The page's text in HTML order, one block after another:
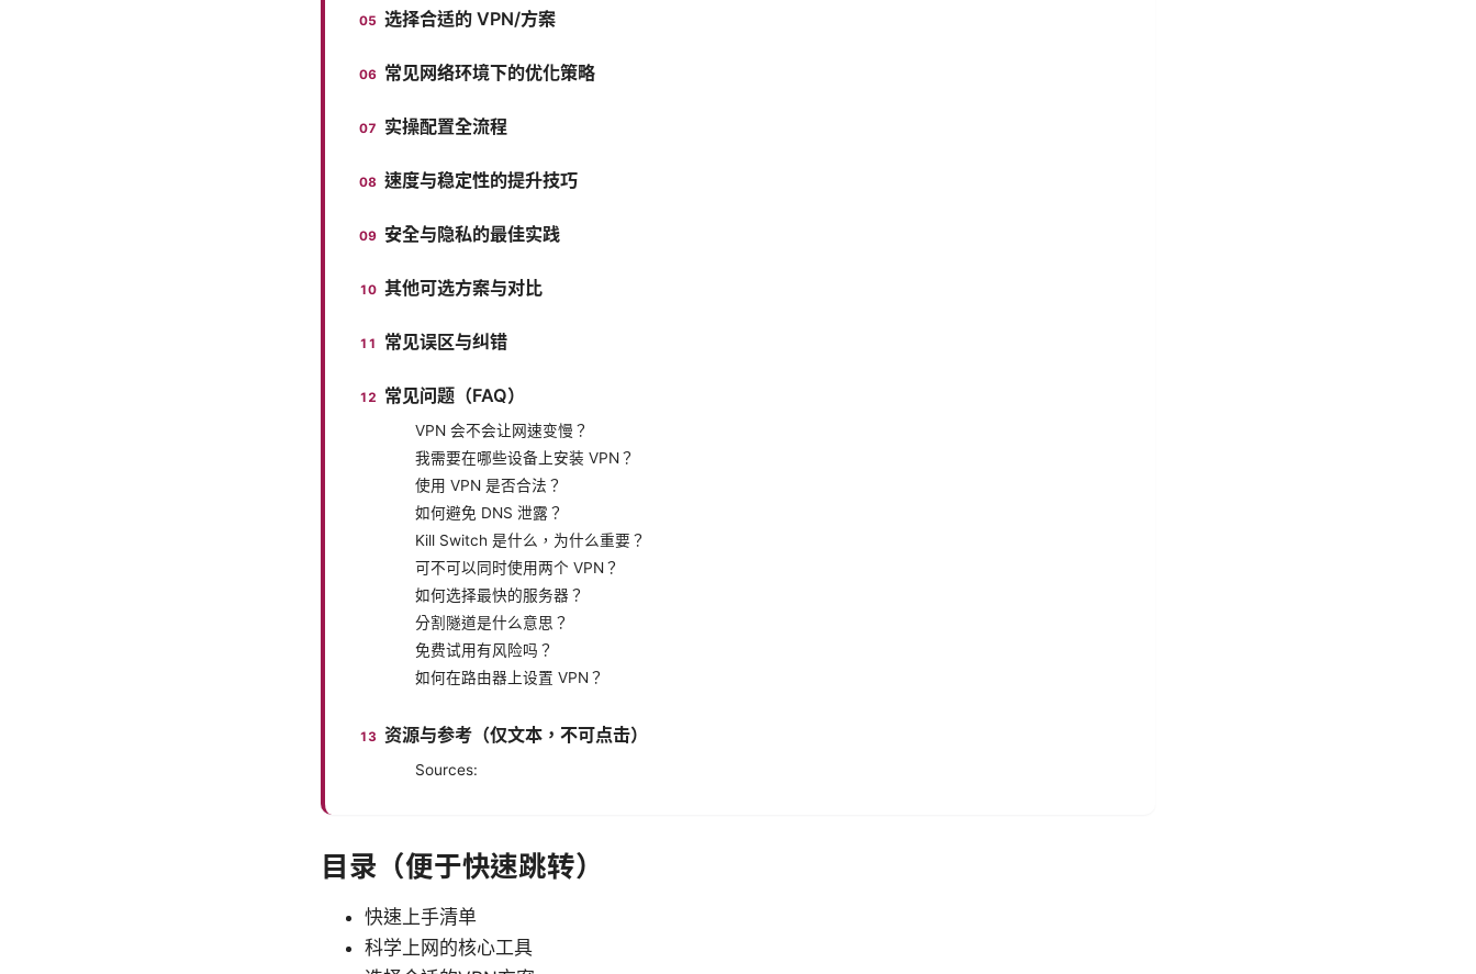
选择合适的 VPN/方案
常见网络环境下的优化策略
实操配置全流程
速度与稳定性的提升技巧
安全与隐私的最佳实践
其他可选方案与对比
常见误区与纠错
常见问题（FAQ）
VPN 会不会让网速变慢？
我需要在哪些设备上安装 VPN？
使用 VPN 是否合法？
如何避免 DNS 泄露？
Kill Switch 是什么，为什么重要？
可不可以同时使用两个 VPN？
如何选择最快的服务器？
分割隧道是什么意思？
免费试用有风险吗？
如何在路由器上设置 VPN？
资源与参考（仅文本，不可点击）
Sources:
目录（便于快速跳转）
快速上手清单
科学上网的核心工具